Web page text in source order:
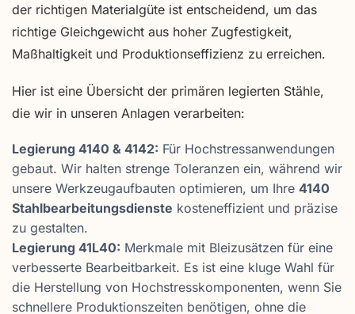
der richtigen Materialgüte ist entscheidend, um das
richtige Gleichgewicht aus hoher Zugfestigkeit,
Maßhaltigkeit und Produktionseffizienz zu erreichen.
Hier ist eine Übersicht der primären legierten Stähle,
die wir in unseren Anlagen verarbeiten:
Legierung 4140 & 4142: Für Hochstressanwendungen
gebaut. Wir halten strenge Toleranzen ein, während wir
unsere Werkzeugaufbauten optimieren, um Ihre 4140
Stahlbearbeitungsdienste kosteneffizient und präzise
zu gestalten.
Legierung 41L40: Merkmale mit Bleizusätzen für eine
verbesserte Bearbeitbarkeit. Es ist eine kluge Wahl für
die Herstellung von Hochstresskomponenten, wenn Sie
schnellere Produktionszeiten benötigen, ohne die